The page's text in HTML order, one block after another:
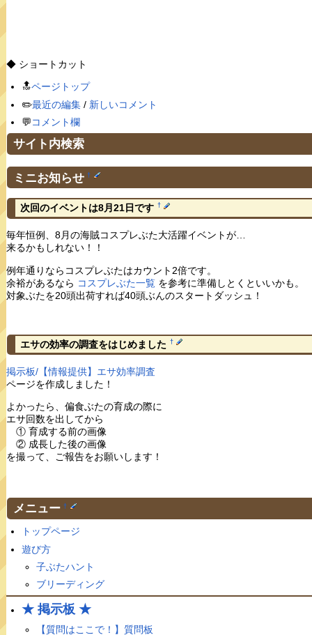
◆ ショートカット
🔝ページトップ
✏️最近の編集/ 新しいコメント
💬コメント欄
サイト内検索
ミニお知らせ †
次回のイベントは8月21日です †
毎年恒例、8月の海賊コスプレぶた大活躍イベントが…
来るかもしれない！！
例年通りならコスプレぶたはカウント2倍です。
余裕があるなら コスプレぶた一覧を参考に準備しとくといいかも。
対象ぶたを20頭出荷すれば40頭ぶんのスタートダッシュ！
エサの効率の調査をはじめました †
掲示板/【情報提供】エサ効率調査
ページを作成しました！
よかったら、偏食ぶたの育成の際に
エサ回数を出してから
① 育成する前の画像
② 成長した後の画像
を撮って、ご報告をお願いします！
メニュー †
トップページ
遊び方
子ぶたハント
ブリーディング
★ 掲示板 ★
【質問はここで！】質問板